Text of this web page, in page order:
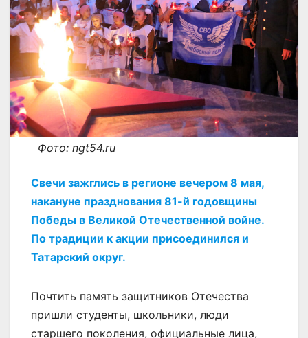
Фото: ngt54.ru
Свечи зажглись в регионе вечером 8 мая,
накануне празднования 81-й годовщины
Победы в Великой Отечественной войне.
По традиции к акции присоединился и
Татарский округ.
Почтить память защитников Отечества
пришли студенты, школьники, люди
старшего поколения, официальные лица,